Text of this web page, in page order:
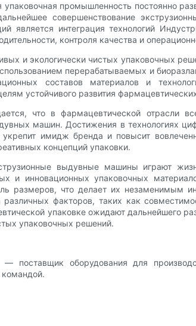
промышленность постоянно
совершенствование
является интеграция технологий
контроля качества и
и экологически чистых упаковочных
перерабатываемых и
составов материалов и
устойчивого развития
что в фармацевтической отрасли
машин. Достижения в технологиях
укрепит имидж бренда и повысит
концепций упаковки.
выдувные машины играют
и инновационных упаковочных
размеров, что делает их незаменимым
различных факторов, таких как
упаковке ожидают дальнейшего
упаковочных решений.
— поставщик оборудования для
командой.